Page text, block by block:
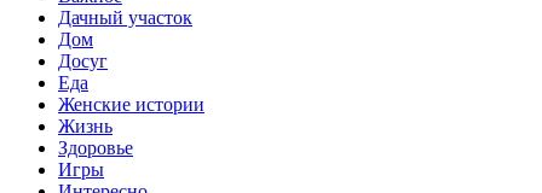
Дачный участок
Дом
Досуг
Еда
Женские истории
Жизнь
Здоровье
Игры